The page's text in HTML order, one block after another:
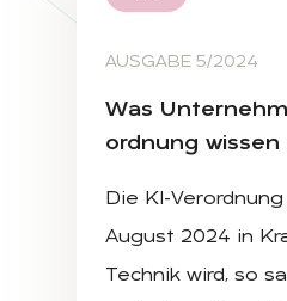
AUSGABE 5/2024
Was
ord­nung wis­sen
Die KI-
August 2024 in
Technik wird, so